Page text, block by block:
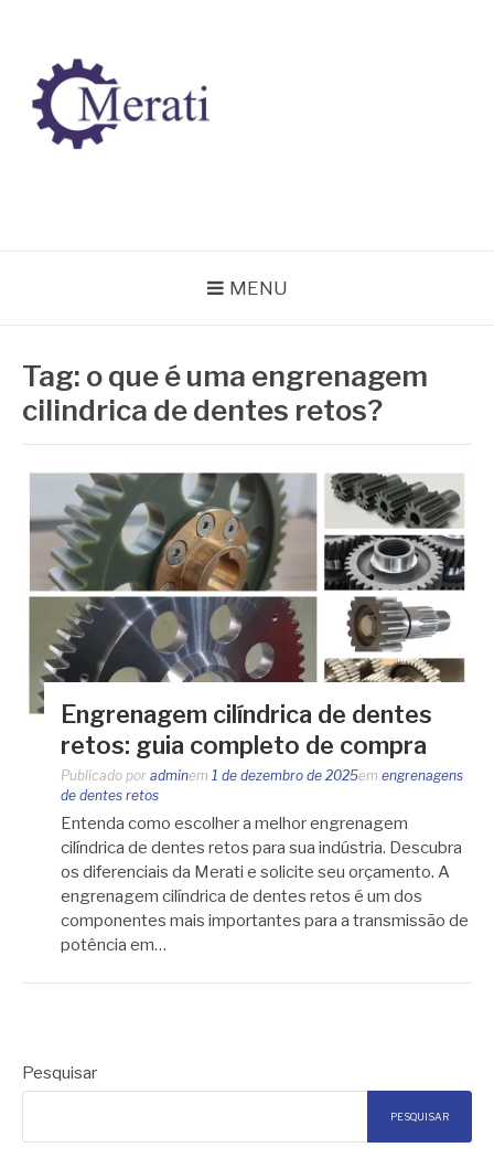
conteúdo
MENU
Tag: o que é uma engrenagem
cilindrica de dentes retos?
Engrenagem cilíndrica de dentes
retos: guia completo de compra
Publicado por adminem 1 de dezembro de 2025em engrenagens
de dentes retos
Entenda como escolher a melhor engrenagem
cilíndrica de dentes retos para sua indústria. Descubra
os diferenciais da Merati e solicite seu orçamento. A
engrenagem cilíndrica de dentes retos é um dos
componentes mais importantes para a transmissão de
potência em…
Pesquisar
PESQUISAR